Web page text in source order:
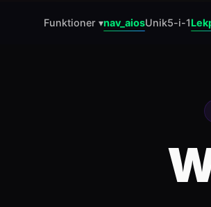
Funktioner ▾nav_aiosUnik5-i-1